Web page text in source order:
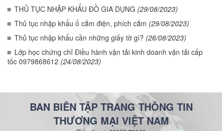
THỦ TỤC NHẬP KHẨU ĐỒ GIA DỤNG (29/08/2023)
Thủ tục nhập khẩu ổ cắm điện, phích cắm (29/08/2023)
Thủ tục nhập khẩu cần những giấy tờ gì? (26/08/2023)
Lớp học chứng chỉ Điều hành vận tải kinh doanh vận tải cấp
tốc 0979868612 (24/08/2023)
BAN BIÊN TẬP TRANG THÔNG TIN
THƯƠNG MẠI VIỆT NAM